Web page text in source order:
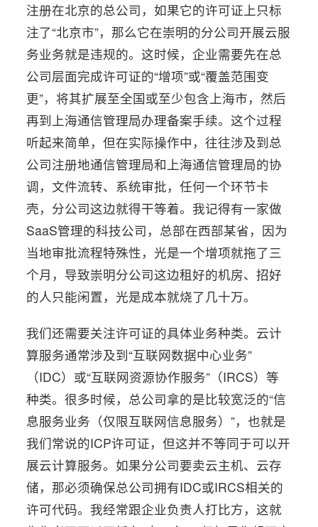
注册在北京的总公司，如果它的许可证上只标
注了“北京市”，那么它在崇明的分公司开展云服
务业务就是违规的。这时候，企业需要先在总
公司层面完成许可证的“增项”或“覆盖范围变
更”，将其扩展至全国或至少包含上海市，然后
再到上海通信管理局办理备案手续。这个过程
听起来简单，但在实际操作中，往往涉及到总
公司注册地通信管理局和上海通信管理局的协
调，文件流转、系统审批，任何一个环节卡
壳，分公司这边就得干等着。我记得有一家做
SaaS管理的科技公司，总部在西部某省，因为
当地审批流程特殊性，光是一个增项就拖了三
个月，导致崇明分公司这边租好的机房、招好
的人只能闲置，光是成本就烧了几十万。
我们还需要关注许可证的具体业务种类。云计
算服务通常涉及到“互联网数据中心业务”
（IDC）或“互联网资源协作服务”（IRCS）等
种类。很多时候，总公司拿的是比较宽泛的“信
息服务业务（仅限互联网信息服务）”，也就是
我们常说的ICP许可证，但这并不等同于可以开
展云计算服务。如果分公司要卖云主机、云存
储，那必须确保总公司拥有IDC或IRCS相关的
许可代码。我经常跟企业负责人打比方，这就